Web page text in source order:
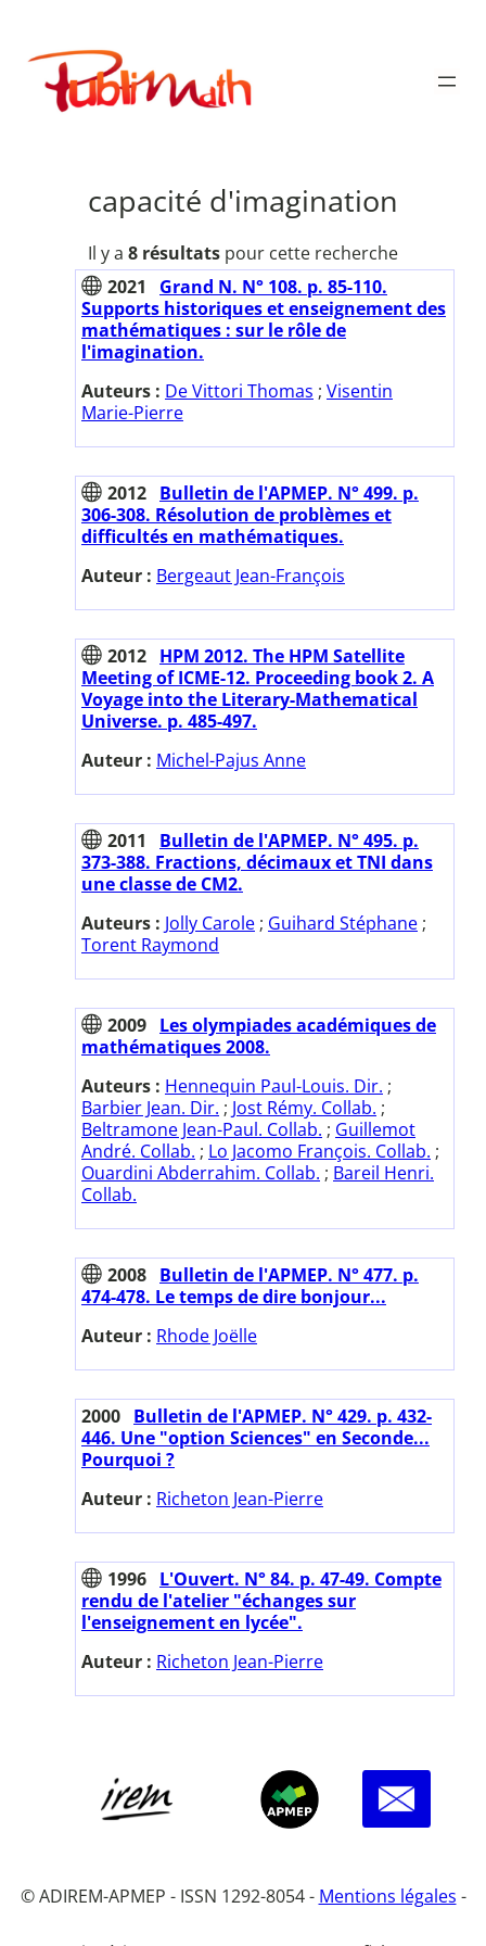
contenu
Publimath
capacité d'imagination
Il y a 8 résultats pour cette recherche
2021
Grand N. N° 108. p. 85-110.
Supports historiques et enseignement des
mathématiques : sur le rôle de
l'imagination.
Auteurs : De Vittori Thomas ; Visentin
Marie-Pierre
2012 Bulletin de l'APMEP. N° 499. p.
306-308. Résolution de problèmes et
difficultés en mathématiques.
Auteur : Bergeaut Jean-François
2012 HPM 2012. The HPM Satellite
Meeting of ICME-12. Proceeding book 2. A
Voyage into the Literary-Mathematical
Universe. p. 485-497.
Auteur : Michel-Pajus Anne
2011
Bulletin de l'APMEP. N° 495. p.
373-388. Fractions, décimaux et TNI dans
une classe de CM2.
Auteurs : Jolly Carole ; Guihard Stéphane ;
Torent Raymond
2009 Les olympiades académiques de
mathématiques 2008.
Auteurs : Hennequin Paul-Louis. Dir. ;
Barbier Jean. Dir. ; Jost Rémy. Collab. ;
Beltramone Jean-Paul. Collab. ; Guillemot
André. Collab. ; Lo Jacomo François. Collab. ;
Ouardini Abderrahim. Collab. ; Bareil Henri.
Collab.
2008 Bulletin de l'APMEP. N° 477. p.
474-478. Le temps de dire bonjour...
Auteur : Rhode Joëlle
2000 Bulletin de l'APMEP. N° 429. p. 432-
446. Une "option Sciences" en Seconde...
Pourquoi ?
Auteur : Richeton Jean-Pierre
1996 L'Ouvert. N° 84. p. 47-49. Compte
rendu de l'atelier "échanges sur
l'enseignement en lycée".
Auteur : Richeton Jean-Pierre
© ADIREM-APMEP - ISSN 1292-8054 - Mentions légales -